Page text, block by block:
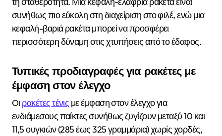
συνήθως πιο εύκολη στη διαχείριση στο φιλέ, ενώ μια
κεφαλή-βαριά ρακέτα μπορεί να προσφέρει
περισσότερη δύναμη στις χτυπήσεις από το έδαφος.
Τυπικές προδιαγραφές για ρακέτες με
έμφαση στον έλεγχο
Οιρακέτες τένις με έμφαση στον έλεγχο για
ενδιάμεσους παίκτες συνήθως ζυγίζουν μεταξύ 10 και
11,5 ουγκιών (285 έως 325 γραμμάρια) χωρίς χορδές,